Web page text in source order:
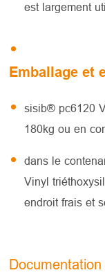
est largement
Emballage et
sisib® pc6120
180kg ou en
dans le
Vinyl
endroit frais et
Documentation